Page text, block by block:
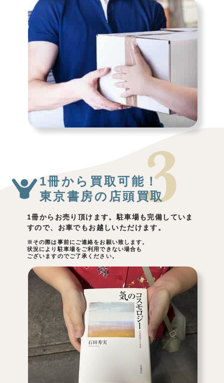
1冊から買取可能！
東京書房の店頭買取
1冊からお売り頂けます。駐車場も完備していま
すので、お車でもお越しいただけます。
※その際は事前にご連絡をお願い致します。
状況により駐車場をご利用できない場合も
ございますのでご了承ください。